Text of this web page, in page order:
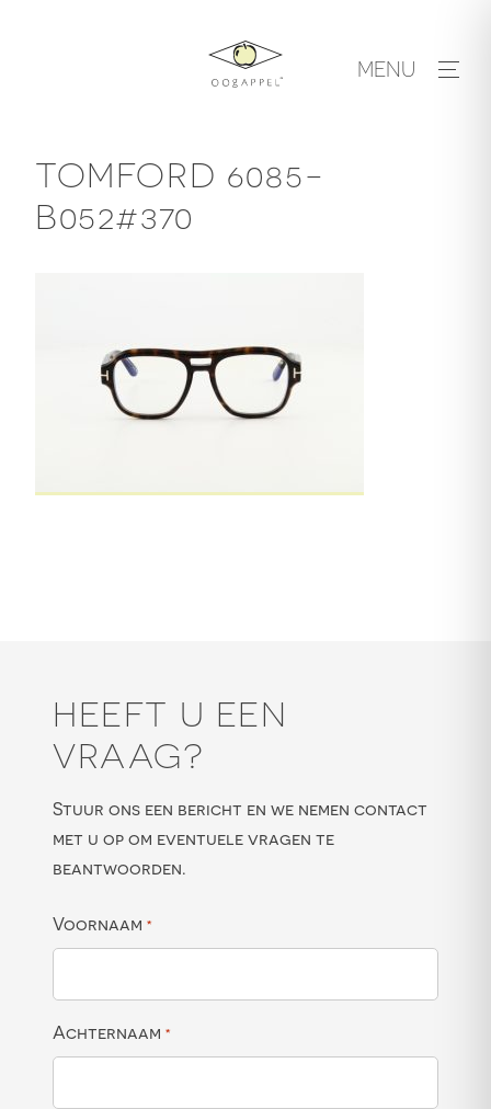
MENU
TOMFORD 6085-
B052#370
HEEFT U EEN
VRAAG?
Stuur ons een bericht en we nemen contact
met u op om eventuele vragen te
beantwoorden.
Voornaam *
Achternaam *